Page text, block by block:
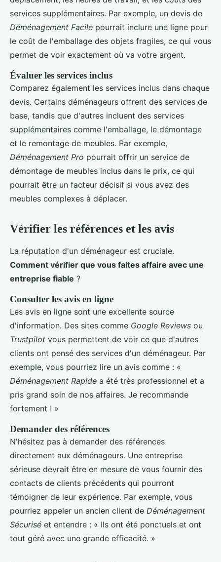
services supplémentaires. Par exemple, un devis de
Déménagement Facile pourrait inclure une ligne pour
le coût de l'emballage des objets fragiles, ce qui vous
permet de voir exactement où va votre argent.
Évaluer les services inclus
Comparez également les services inclus dans chaque
devis. Certains déménageurs offrent des services de
base, tandis que d'autres incluent des services
supplémentaires comme l'emballage, le démontage
et le remontage de meubles. Par exemple,
Déménagement Pro pourrait offrir un service de
démontage de meubles inclus dans le prix, ce qui
pourrait être un facteur décisif si vous avez des
meubles complexes à déplacer.
Vérifier les références et les avis
La réputation d'un déménageur est cruciale.
Comment vérifier que vous faites affaire avec une
entreprise fiable ?
Consulter les avis en ligne
Les avis en ligne sont une excellente source
d'information. Des sites comme Google Reviews ou
Trustpilot vous permettent de voir ce que d'autres
clients ont pensé des services d'un déménageur. Par
exemple, vous pourriez lire un avis comme : «
Déménagement Rapide a été très professionnel et a
pris grand soin de nos affaires. Je recommande
fortement ! »
Demander des références
N'hésitez pas à demander des références
directement aux déménageurs. Une entreprise
sérieuse devrait être en mesure de vous fournir des
contacts de clients précédents qui pourront
témoigner de leur expérience. Par exemple, vous
pourriez appeler un ancien client de Déménagement
Sécurisé et entendre : « Ils ont été ponctuels et ont
tout géré avec une grande efficacité. »